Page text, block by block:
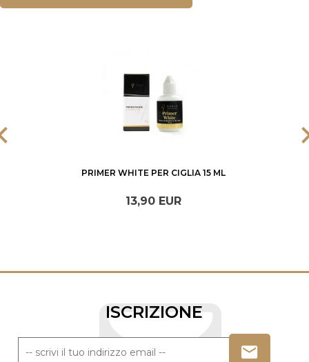
PRIMER WHITE PER CIGLIA 15 ML
13,90 EUR
ISCRIZIONE